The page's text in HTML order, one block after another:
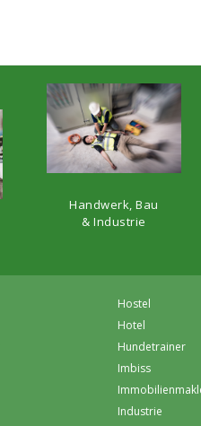
Handwerk, Bau
& Industrie
Hostel
Hotel
Hundetrainer
Imbiss
Industrie